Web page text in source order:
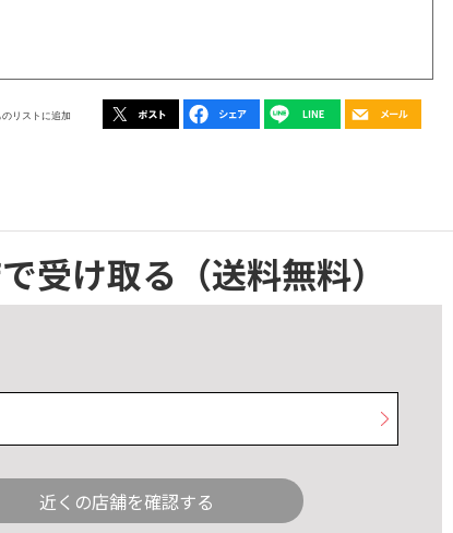
リストに追加
受け取る （送料無料）
近くの店舗を確認する